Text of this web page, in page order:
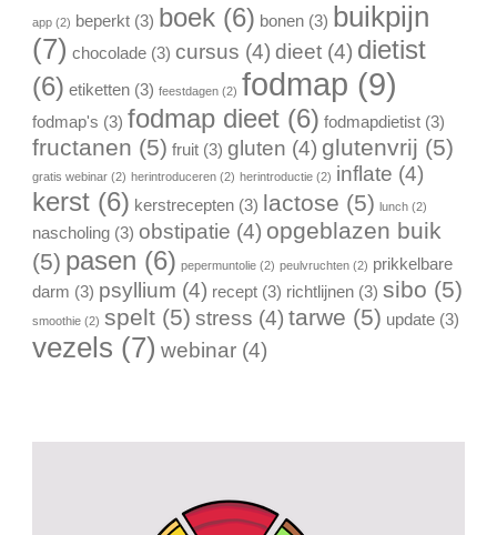
app (2) beperkt (3) boek (6) bonen (3) buikpijn
(7) chocolade (3) cursus (4) dieet (4) dietist
(6) etiketten (3) feestdagen (2) fodmap (9)
fodmap's (3) fodmap dieet (6) fodmapdietist (3)
fructanen (5) fruit (3) gluten (4) glutenvrij (5)
gratis webinar (2) herintroduceren (2) herintroductie (2) inflate (4)
kerst (6) kerstrecepten (3) lactose (5) lunch (2)
nascholing (3) obstipatie (4) opgeblazen buik
(5) pasen (6) pepermuntolie (2) peulvruchten (2) prikkelbare
darm (3) psyllium (4) recept (3) richtlijnen (3) sibo (5)
smoothie (2) spelt (5) stress (4) tarwe (5) update (3)
vezels (7) webinar (4)